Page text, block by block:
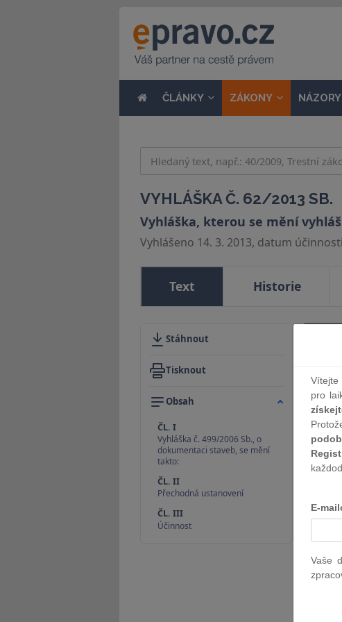
ČLÁNKY ZÁKONY NÁZORY
VYHLÁŠKA Č. 62/2013 SB.
Vyhláška, kterou se mění
Vyhlášeno 14. 3. 2013, datum
Text Historie
Stáhnout
Tisknout
Obsah
ČL. I
Vyhláška č. 499/2006 Sb., o
dokumentaci staveb, se mění
takto:
ČL. II
Přechodná ustanovení
ČL. III
Účinnost
Vítejte
pro
E-
Vaše